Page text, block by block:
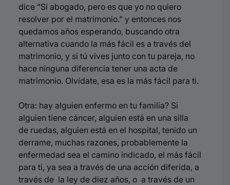
dice “Sí abogado, pero es que yo no quiero
resolver por el matrimonio.” y entonces nos
quedamos años esperando, buscando otra
alternativa cuando la más fácil es a través del
matrimonio, y si tú vives junto con tu pareja, no
hace ninguna diferencia tener una acta de
matrimonio. Olvídate, esa es la más fácil para ti.
Otra: hay alguien enfermo en tu familia? Si
alguien tiene cáncer, alguien está en una silla
de ruedas, alguien está en el hospital, tenido un
derrame, muchas razones, probablemente la
enfermedad sea el camino indicado, el más fácil
para ti, ya sea a través de una acción diferida, a
través de la ley de diez años, o a través de un